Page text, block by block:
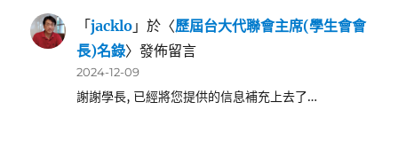
「jacklo 」於〈歷屆台大代聯會主席(學生會會
長)名錄〉發佈留言
2024-12-09
謝謝學長, 已經將您提供的信息補充上去了…